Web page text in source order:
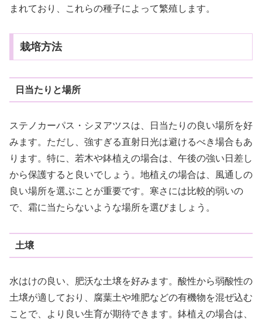
まれており、これらの種子によって繁殖します。
栽培方法
日当たりと場所
ステノカーパス・シヌアツスは、日当たりの良い場所を好
みます。ただし、強すぎる直射日光は避けるべき場合もあ
ります。特に、若木や鉢植えの場合は、午後の強い日差し
から保護すると良いでしょう。地植えの場合は、風通しの
良い場所を選ぶことが重要です。寒さには比較的弱いの
で、霜に当たらないような場所を選びましょう。
土壌
水はけの良い、肥沃な土壌を好みます。酸性から弱酸性の
土壌が適しており、腐葉土や堆肥などの有機物を混ぜ込む
ことで、より良い生育が期待できます。鉢植えの場合は、